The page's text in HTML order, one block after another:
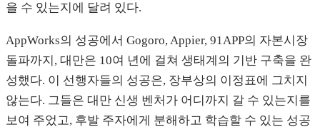
을 수 있는지에 달려 있다.
AppWorks의 성공에서 Gogoro, Appier, 91APP의 자본시장
돌파까지, 대만은 10여 년에 걸쳐 생태계의 기반 구축을 완
성했다. 이 선행자들의 성공은, 장부상의 이정표에 그치지
않는다. 그들은 대만 신생 벤처가 어디까지 갈 수 있는지를
보여 주었고, 후발 주자에게 분해하고 학습할 수 있는 성공